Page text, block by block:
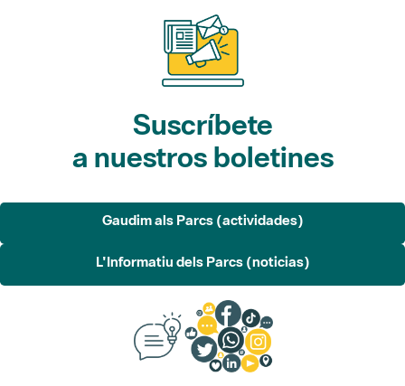
Suscríbete
a nuestros boletines
Gaudim als Parcs (actividades)
L'Informatiu dels Parcs (noticias)